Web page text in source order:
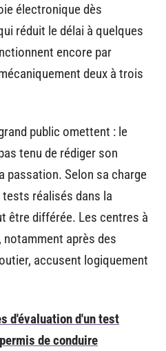
électronique dès
réduit le délai à quelques
encore par
deux à trois
public omettent : le
tenu de rédiger son
passation. Selon sa charge
réalisés dans la
être différée. Les centres à
après des
accusent logiquement
d'évaluation d'un test
de conduire